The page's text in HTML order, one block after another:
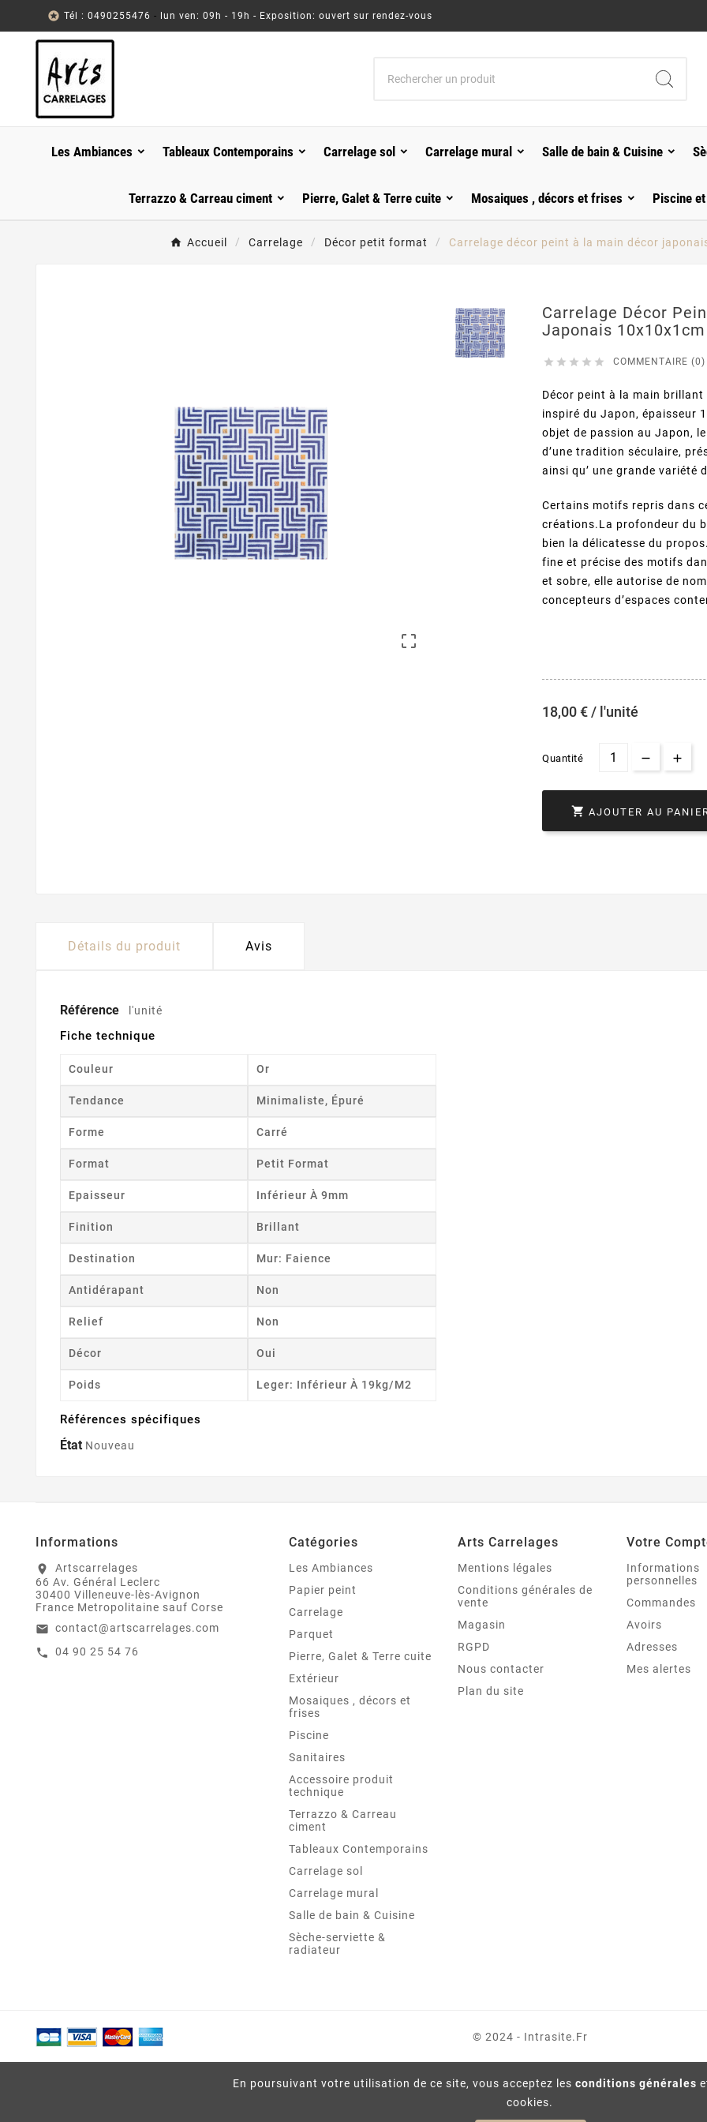
En poursuivant votre utilisation de ce site, vous acceptez lesconditions générales
cookies.
 Tél : 0490255476 - lun ven: 09h - 19h - Exposition: ouvert sur rendez-vous
Les Ambiances Tableaux Contemporains Carrelage sol Carrelage mural Salle de bain & Cuisine
Terrazzo & Carreau ciment Pierre, Galet & Terre cuite Mosaiques , décors et frises Piscine
Accueil Carrelage Décor petit format Carrelage décor peint à la main décor

Carrelage Décor
Japonais
     COMMENTAIRE (0)
Décor peint à la main
inspiré du Japon, épaisseur
objet de passion au Japon,
d’une tradition séculaire,
ainsi qu’ une grande variété
Certains motifs repris dans
créations.La profondeur du
bien la délicatesse du
fine et précise des motifs
et sobre, elle autorise de
concepteurs d’espaces
18,00 € / l'unité
Quantité
 AJOUTER AU
Détails du produit Avis
Référence l'unité
Fiche technique
Couleur Or
Tendance Minimaliste, Épuré
Forme Carré
Format Petit Format
Epaisseur Inférieur À 9mm
Finition Brillant
Destination Mur: Faience
Antidérapant Non
Relief Non
Décor Oui
Poids Leger: Inférieur À 19kg/m2
Références spécifiques
État Nouveau
Informations
location_on
Artscarrelages
66 Av. Général Leclerc
30400 Villeneuve-lès-Avignon
France Metropolitaine sauf Corse
email contact@artscarrelages.com
call 04 90 25 54 76
Catégories
Les Ambiances
Papier peint
Carrelage
Parquet
Pierre, Galet & Terre cuite
Extérieur
Mosaiques , décors et
frises
Piscine
Sanitaires
Accessoire produit
technique
Terrazzo & Carreau
ciment
Tableaux Contemporains
Carrelage sol
Carrelage mural
Salle de bain & Cuisine
Sèche-serviette &
radiateur
Arts Carrelages
Mentions légales
Conditions générales de
vente
Magasin
RGPD
Nous contacter
Plan du site
Votre
Informations
personnelles
Commandes
Avoirs
Adresses
Mes alertes
© 2024 - Intrasite.fr